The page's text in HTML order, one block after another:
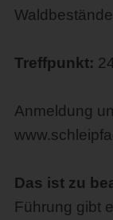
Treffpunkt:
Anmeldung
Das ist zu
Führung gibt